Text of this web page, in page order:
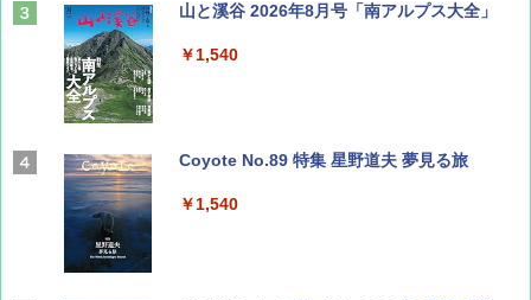
山と溪谷 2026年8月号「南アルプス大全」
￥1,540
Coyote No.89 特集 星野道夫 夢見る旅
￥1,540